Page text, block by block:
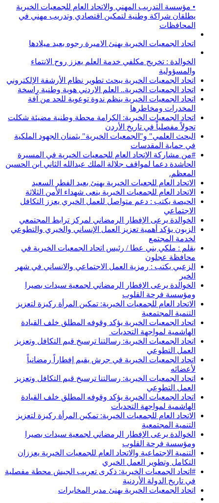
• مؤسسة التدريب المهني والاتحاد العام للجمعيات الخيرية
يطلقان شراكة وطنية لتمكين اقتصادي وتدريب مهني في
المحافظات
اتحاد الجمعيات الخيرية يهنئ الاميرة رجوه بعيد ميلادها
الخوالدة : تخريج مكلفي خدمة العلم يعزز روح الانتماء
والمسؤولية
اتحاد الجمعيات الخيرية يبحث تطوير نظام الأرشفة الإلكتروني
اتحاد الجمعيات الخيرية.. العلم الاردني هوية وطنية راسخة
اتحاد الجمعيات الخيرية ينظم ندوة توعوية للحد من آفة
المخدرات ومخاطرها
اتحاد الجمعيات الخيرية: الكرامة محطة وطنية مضيئة شكلت
تحولاً مفصلياً في تاريخ الأردن
البحث العلمي" و"الجمعيات الخيرية" يثمنان الجهود الملكية
في حماية المقدسات
#من مشاركة الإتحاد العام للجمعيات الخيرية في المسيرة
الحاشدة دعما لمواقف جلالة الملك عبدالله الثاني ابن الحسين
المعظم.
الاتحاد العام للجعيات الخيرية يهنئ بعيد الفطر السعيد
الاتحاد العام للجمعيات الخيرية ينعى شهداء الأمن الثلاثة
الحيصة يكتب : دعم متواصل للعمل الخيري يعزز التكافل
الاجتماعي
الخوالدة يرعى الإفطار الرمضاني لمركز ترابط المجتمعي
الزبون يؤكد أهمية تعزيز العمل الإنساني والخيري والتطوعي
لخدمة المجتمع
بقلم : ملكي بني عطا / رئيس اتحاد الجمعيات الخيرية في
محافظة عجلون
الزعبي يكتب : رمزية العمل الاجتماعي والانساني في شهر
الخير
الخوالدة يرعى الإفطار الرمضاني لجمعية سيدات بصيرا
ومؤسسة فرحة القلوب
الاتحاد العام للجمعيات الخيرية: تمكين المرأة ركيزة لتعزيز
التنمية المجتمعية
اتحاد الجمعيات الخيرية يؤكد وقوفه المطلق خلف القيادة
الهاشمية لمواجهة التحديات
اتحاد الجمعيات الخيرية: رسالتنا ترسيخ قيم التكافل وتعزيز
العمل التطوعي
اتحاد الجمعيات الخيرية في جرش يقيم إفطاراً رمضانياً
لأعضائه
اتحاد الجمعيات الخيرية: رسالتنا ترسيخ قيم التكافل وتعزيز
العمل التطوعي
اتحاد الجمعيات الخيرية يؤكد وقوفه المطلق خلف القيادة
الهاشمية لمواجهة التحديات
الاتحاد العام للجمعيات الخيرية: تمكين المرأة ركيزة لتعزيز
التنمية المجتمعية
الخوالدة يرعى الإفطار الرمضاني لجمعية سيدات بصيرا
ومؤسسة فرحة القلوب
التنمية الاجتماعية والاتحاد العام للجمعيات الخيرية يعززان
التكامل وتطوير العمل الخيري
#اتحاد الجمعيات الخيرية: ذكرى تعريب الجيش محطة مفصلية
في تاريخ الدولة الأردنية
اتحاد الجمعيات الخيرية يهنئ مدير المخابرات